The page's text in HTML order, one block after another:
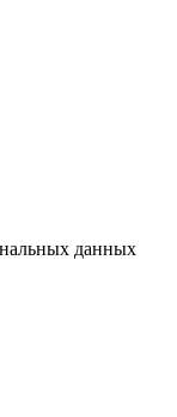
данных